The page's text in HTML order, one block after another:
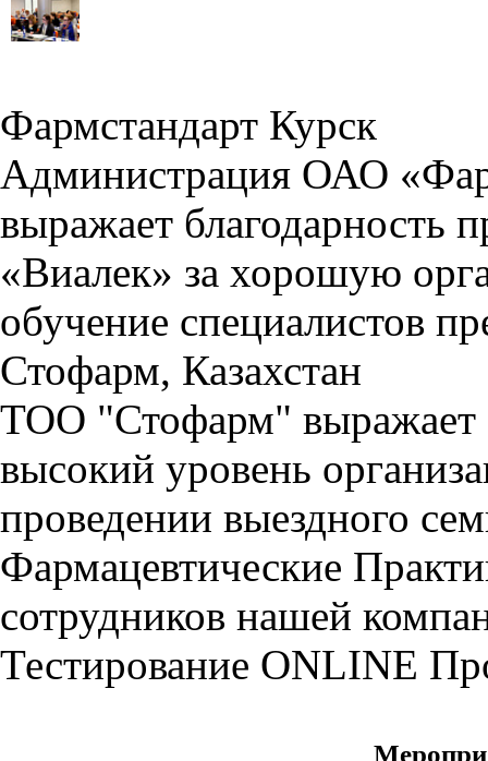
Фармстандарт Курск
Администрация ОАО
выражает
«Виалек» за хорошую
обучение специалистов
Стофарм, Казахстан
ТОО "Стофарм" выражает
высокий уровень
проведении выездного
Фармацевтические
сотрудников нашей
Тестирование ONLINE